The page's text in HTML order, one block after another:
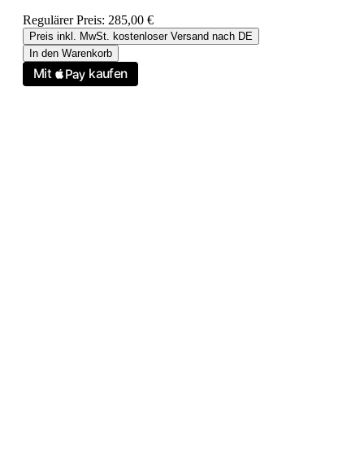
Regulärer Preis: 285,00 €
Preis inkl. MwSt. kostenloser Versand nach DE
In den Warenkorb